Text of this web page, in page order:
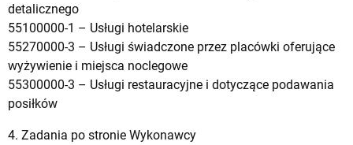
detalicznego
55100000-1 – Usługi hotelarskie
55270000-3 – Usługi świadczone przez placówki oferujące
wyżywienie i miejsca noclegowe
55300000-3 – Usługi restauracyjne i dotyczące podawania
posiłków
4. Zadania po stronie Wykonawcy